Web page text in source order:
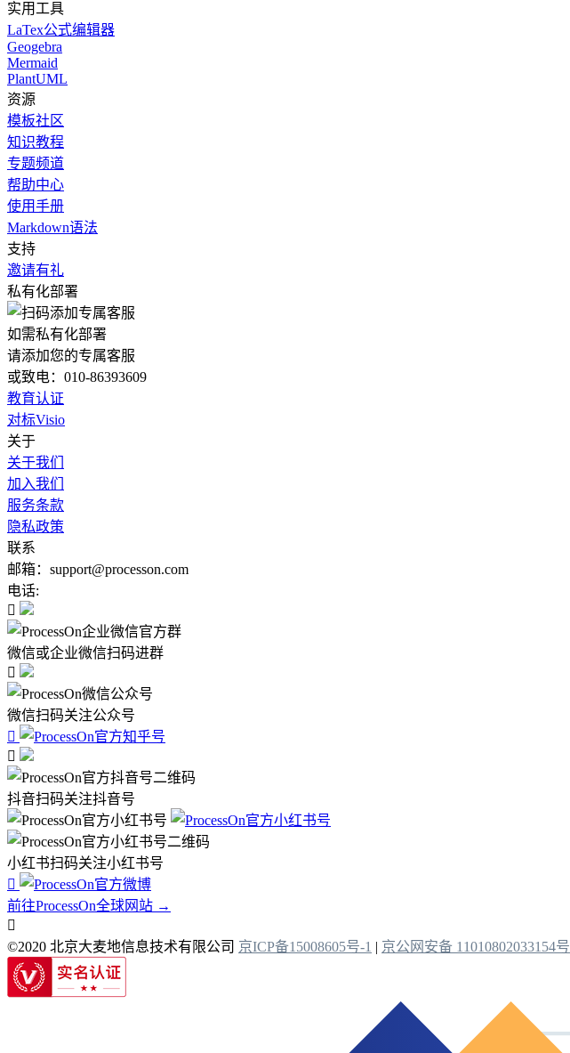
实用工具
LaTex公式编辑器
Geogebra
Mermaid
PlantUML
资源
模板社区
知识教程
专题频道
帮助中心
使用手册
Markdown语法
支持
邀请有礼
私有化部署
如需私有化部署
请添加您的专属客服
或致电：010-86393609
教育认证
对标Visio
关于
关于我们
加入我们
服务条款
隐私政策
联系
邮箱：support@processon.com
电话:

微信或企业微信扫码进群

微信扫码关注公众号


抖音扫码关注抖音号
小红书扫码关注小红书号

前往ProcessOn全球网站 →

©2020 北京大麦地信息技术有限公司 京ICP备15008605号-1 | 京公网安备 11010802033154号